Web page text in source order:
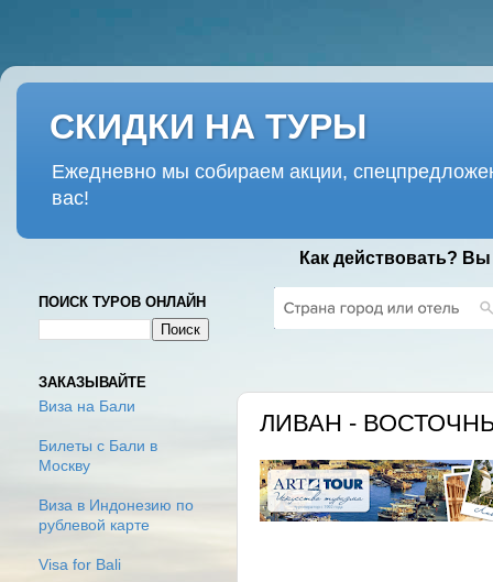
СКИДКИ НА ТУРЫ
Ежедневно мы собираем акции,
вас!
Как действовать?
ЛИВАН -
ПОИСК ТУРОВ ОНЛАЙН
ЗАКАЗЫВАЙТЕ
Виза на Бали
Билеты с Бали в
Москву
Виза в Индонезию по
рублевой карте
Visa for Bali